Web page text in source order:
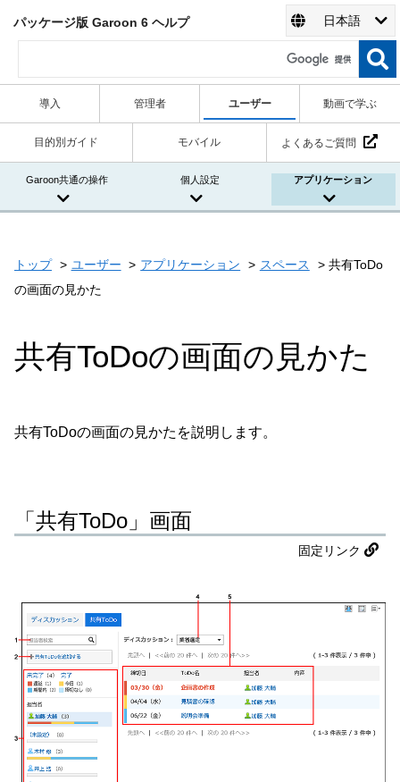
パッケージ版 Garoon 6 ヘルプ 日本語
導入 管理者 ユーザー 動画で学ぶ
目的別ガイド モバイル よくあるご質問
Garoon共通の操作 個人設定 アプリケーション
トップ ユーザー アプリケーション スペース
共有ToDo
の画面の見かた
共有ToDoの画面の見かた
共有ToDoの画面の見かたを説明します。
「共有ToDo」画面
固定リンク